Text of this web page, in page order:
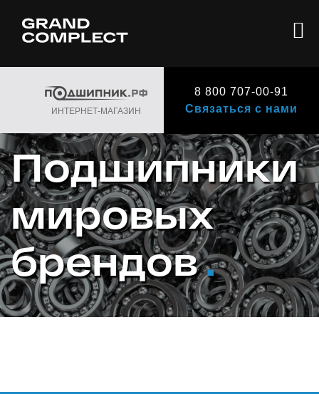
ИНТЕРНЕТ-МАГАЗИН
8 800 707-00-91
Связаться с нами
Подшипники
мировых
брендов.